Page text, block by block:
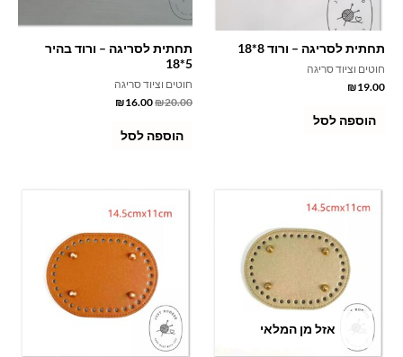
תחתית לסריגה – ורוד 8*18
חוטים וציוד סריגה
₪19.00
הוספה לסל
תחתית לסריגה – ורוד בהיר
5*18
חוטים וציוד סריגה
₪20.00
₪16.00
הוספה לסל
אזל מן המלאי